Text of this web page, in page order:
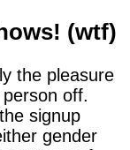
(wtf)
the pleasure
off.
signup
gender